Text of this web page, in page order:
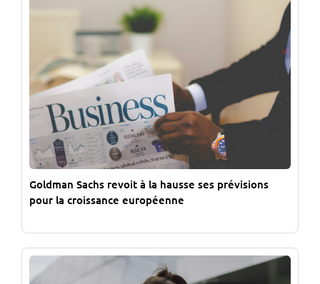
Goldman Sachs revoit à la hausse ses prévisions
pour la croissance européenne